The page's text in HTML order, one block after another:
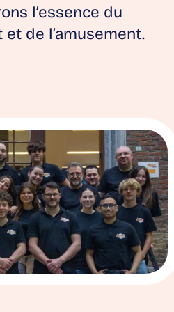
l’essence du
de l’amusement.